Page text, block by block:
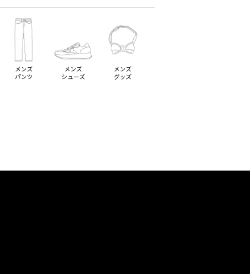
メンズ
パンツ
メンズ
シューズ
メンズ
グッズ